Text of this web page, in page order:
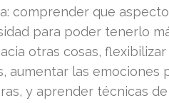
comprender que
para poder tenerlo
otras cosas,
aumentar las emociones
y aprender técnicas